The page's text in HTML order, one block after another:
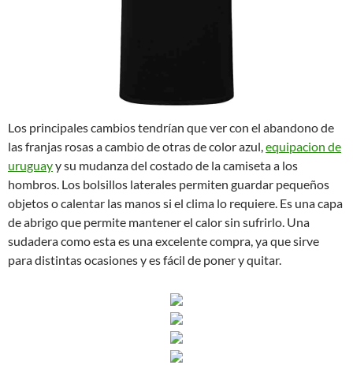
Los principales cambios tendrían que ver con el abandono de
las franjas rosas a cambio de otras de color azul,equipacion de
uruguayy su mudanza del costado de la camiseta a los
hombros. Los bolsillos laterales permiten guardar pequeños
objetos o calentar las manos si el clima lo requiere. Es una capa
de abrigo que permite mantener el calor sin sufrirlo. Una
sudadera como esta es una excelente compra, ya que sirve
para distintas ocasiones y es fácil de poner y quitar.